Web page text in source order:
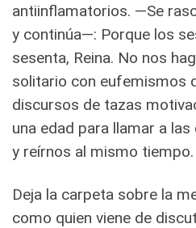
antiinflamatorios. —Se
y continúa—: Porque los
sesenta, Reina. No nos
solitario con eufemismos
discursos de tazas
una edad para llamar a
y reírnos al mismo tiempo.
Deja la carpeta sobre la
como quien viene de